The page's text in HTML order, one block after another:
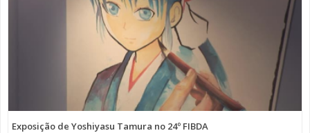
Exposição de Yoshiyasu Tamura no 24º FIBDA